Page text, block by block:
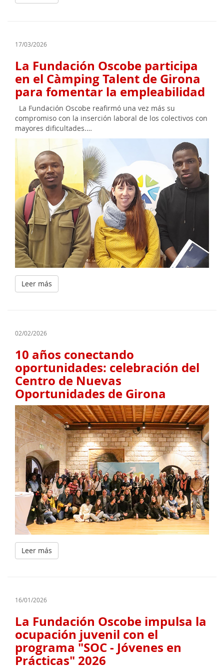
17/03/2026
La Fundación Oscobe participa
en el Càmping Talent de Girona
para fomentar la empleabilidad
La Fundación Oscobe reafirmó una vez más su
compromiso con la inserción laboral de los colectivos con
mayores dificultades.…
Leer más
02/02/2026
10 años conectando
oportunidades: celebración del
Centro de Nuevas
Oportunidades de Girona
Leer más
16/01/2026
La Fundación Oscobe impulsa la
ocupación juvenil con el
programa "SOC - Jóvenes en
Prácticas" 2026